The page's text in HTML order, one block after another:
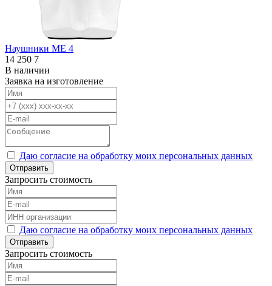
Наушники ME 4
14 250 7
В наличии
Заявка на изготовление
Даю согласие на обработку моих персональных данных
Отправить
Запросить стоимость
Даю согласие на обработку моих персональных данных
Отправить
Запросить стоимость